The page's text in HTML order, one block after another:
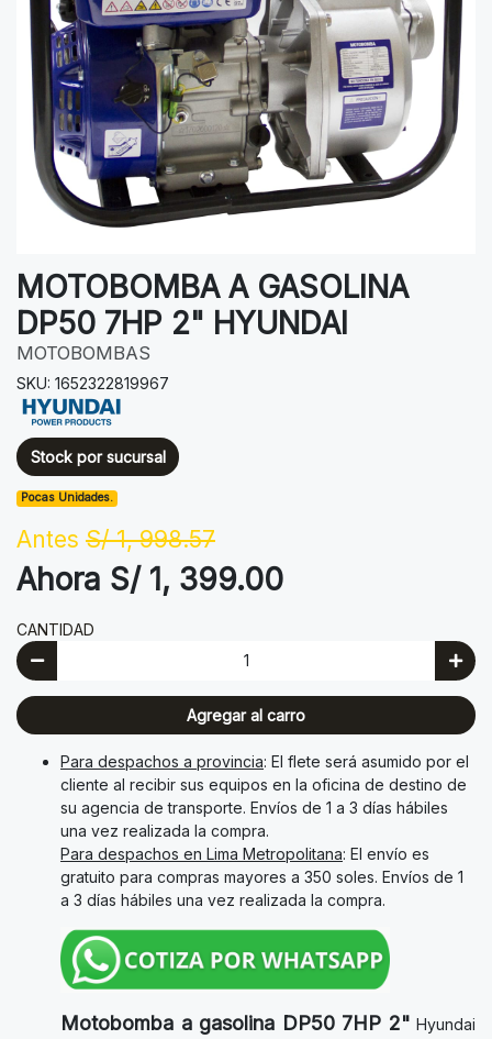
MOTOBOMBA A GASOLINA
DP50 7HP 2" HYUNDAI
MOTOBOMBAS
SKU: 1652322819967
Stock por sucursal
Pocas Unidades.
Antes S/ 1, 998.57
Ahora S/ 1, 399.00
CANTIDAD
Agregar al carro
Para despachos a provincia: El flete será asumido por el
cliente al recibir sus equipos en la oficina de destino de
su agencia de transporte. Envíos de 1 a 3 días hábiles
una vez realizada la compra.
Para despachos en Lima Metropolitana: El envío es
gratuito para compras mayores a 350 soles. Envíos de 1
a 3 días hábiles una vez realizada la compra.
Motobomba a gasolina DP50 7HP 2" Hyundai